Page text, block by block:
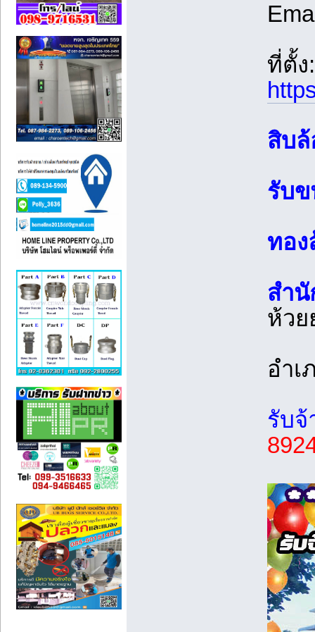
ที่ตั้ง:
สิบล้
รับข
ทอง
สำ
ห้วย
อำ
รับจ้